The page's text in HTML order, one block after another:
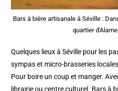
Bars à bière artisanale à Séville :
quartier
Quelques lieux à Séville pour les
sympas et micro-brasseries
Pour boire un coup et manger.
librairie ou centre culturel. Bars à